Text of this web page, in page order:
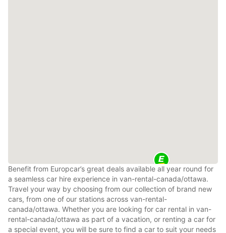
Benefit from Europcar’s great deals available all year round for
a seamless car hire experience in van-rental-canada/ottawa.
Travel your way by choosing from our collection of brand new
cars, from one of our stations across van-rental-
canada/ottawa. Whether you are looking for car rental in van-
rental-canada/ottawa as part of a vacation, or renting a car for
a special event, you will be sure to find a car to suit your needs